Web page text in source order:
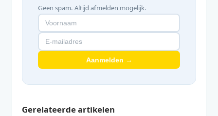
Geen spam. Altijd afmelden mogelijk.
Aanmelden →
Gerelateerde artikelen